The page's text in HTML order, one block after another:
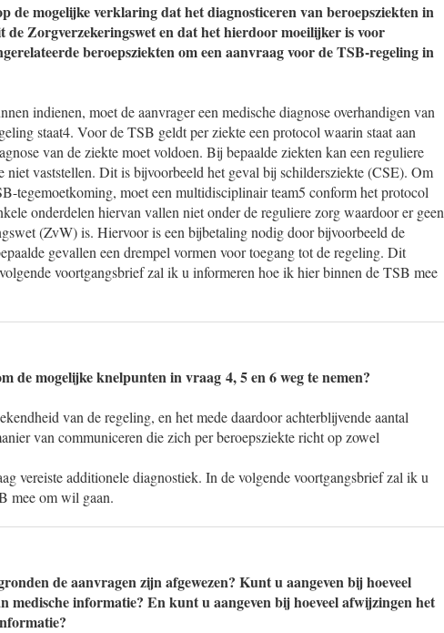
de mogelijke verklaring dat het diagnosticeren van beroepsziekten in
de Zorgverzekeringswet en dat het hierdoor moeilijker is voor
beroepsziekten om een aanvraag voor de TSB-regeling in
indienen, moet de aanvrager een medische diagnose overhandigen van
staat4. Voor de TSB geldt per ziekte een protocol waarin staat aan
van de ziekte moet voldoen. Bij bepaalde ziekten kan een reguliere
niet vaststellen. Dit is bijvoorbeeld het geval bij schildersziekte (CSE). Om
tegemoetkoming, moet een multidisciplinair team5 conform het protocol
onderdelen hiervan vallen niet onder de reguliere zorg waardoor er geen
(ZvW) is. Hiervoor is een bijbetaling nodig door bijvoorbeeld de
gevallen een drempel vormen voor toegang tot de regeling. Dit
voortgangsbrief zal ik u informeren hoe ik hier binnen de TSB mee
de mogelijke knelpunten in vraag 4, 5 en 6 weg te nemen?
van de regeling, en het mede daardoor achterblijvende aantal
van communiceren die zich per beroepsziekte richt op zowel
vereiste additionele diagnostiek. In de volgende voortgangsbrief zal ik u
mee om wil gaan.
de aanvragen zijn afgewezen? Kunt u aangeven bij hoeveel
medische informatie? En kunt u aangeven bij hoeveel afwijzingen het